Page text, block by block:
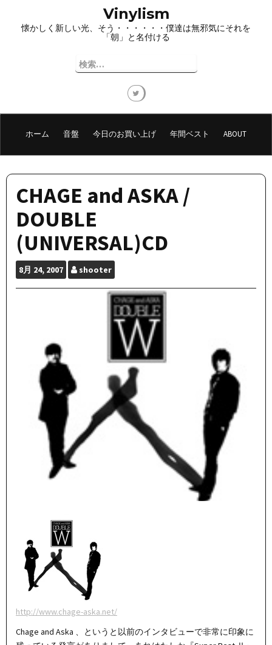
プ
Vinylism
懐かしく新しい光、そう・・・・・・僕達は無邪気にそれを
「朝」と名付ける
検
索:
ホーム 音盤 今日のお買い上げ 年間ベスト ABOUT
CHAGE and ASKA /
DOUBLE
(UNIVERSAL)CD
8月 24, 2007 shooter
http://www.chage-aska.net/
Chage and Aska 、というと以前のインタビューで非常に印象に